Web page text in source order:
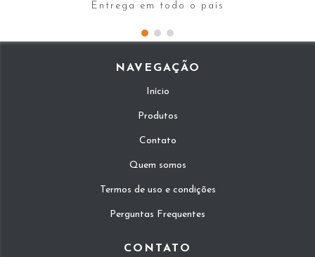
Entrega em todo o país
NAVEGAÇÃO
Início
Produtos
Contato
Quem somos
Termos de uso e condições
Perguntas Frequentes
CONTATO